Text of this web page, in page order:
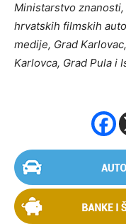
Ministarstvo
hrvatskih filmskih
medije, Grad
Karlovca, Grad Pula i